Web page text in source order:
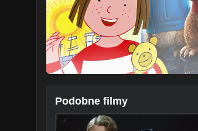
Podobne filmy